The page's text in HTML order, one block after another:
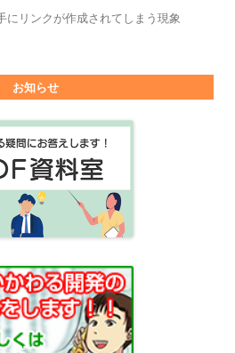
にリンクが作成されてしまう現象
お知らせ